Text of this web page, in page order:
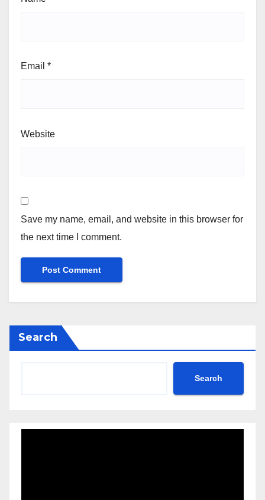
Email *
Website
Save my name, email, and website in this browser for
the next time I comment.
Search
Search